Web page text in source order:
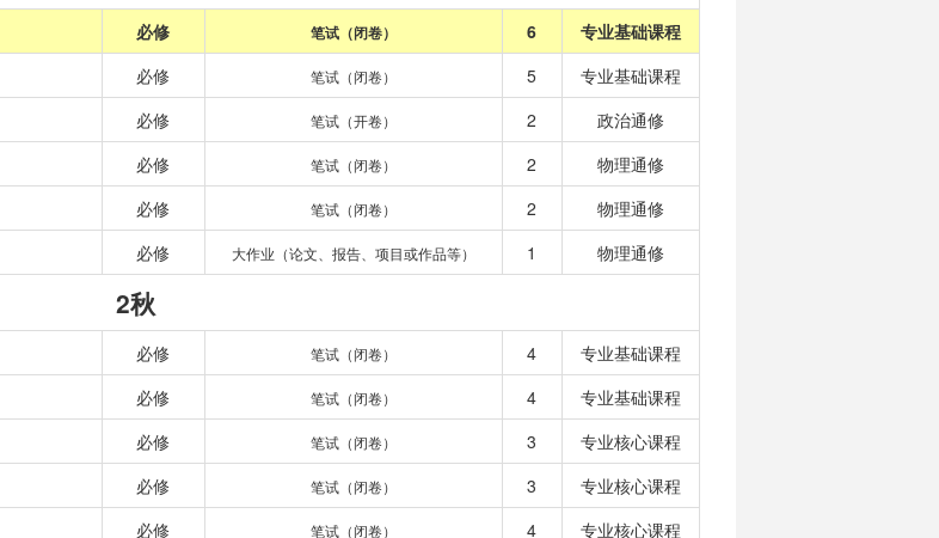
必修 笔试（闭卷） 6
专业基础课程
必修 笔试（闭卷） 5
专业基础课程
必修 笔试（开卷） 2
政治通修
必修 笔试（闭卷） 2
物理通修
必修 笔试（闭卷） 2
物理通修
必修 大作业（论文、报告、项目或作品等） 1 物理通修
2秋
必修 笔试（闭卷） 4
专业基础课程
必修 笔试（闭卷） 4
专业基础课程
必修 笔试（闭卷） 3
专业核心课程
必修 笔试（闭卷） 3
专业核心课程
必修 笔试（闭卷） 4
专业核心课程